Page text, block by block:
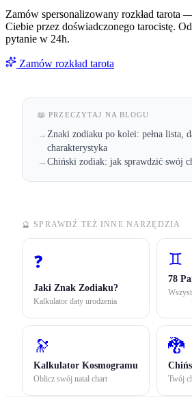
Zamów spersonalizowany rozkład tarota
Ciebie przez doświadczonego tarocistę.
pytanie w 24h.
Zamów rozkład tarota
📖 PRZECZYTAJ NA BLOGU
→ Znaki zodiaku po kolei: pełna lista,
charakterystyka
→Chiński zodiak: jak sprawdzić swój
🔮 SPRAWDŹ TEŻ INNE NARZĘDZIA
❓
Jaki Znak Zodiaku?
Kalkulator daty urodzenia
♊
78
🔭
Kalkulator Kosmogramu
Oblicz swój natal chart
🐉
Twój